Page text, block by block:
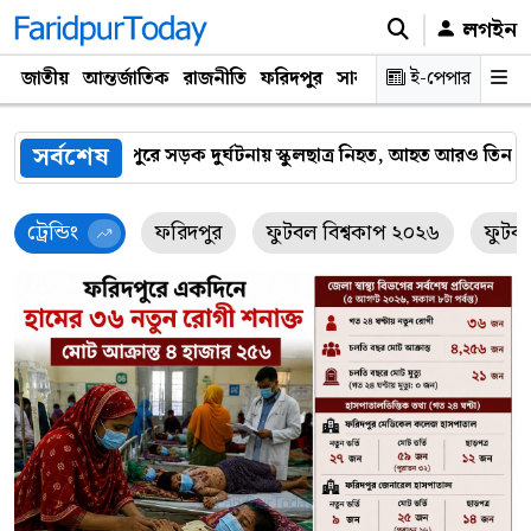
লগইন
জাতীয় আন্তর্জাতিক রাজনীতি ফরিদপুর সারাদেশ প্রযুক্তি
ই-পেপার
সর্বশেষ
নিহত, আহত আরও তিনজন ফরিদপুরে ভ্রাম্যমাণ আদালতের
ট্রেন্ডিং ফরিদপুর ফুটবল বিশ্বকাপ ২০২৬